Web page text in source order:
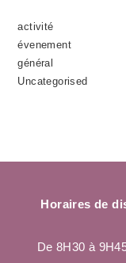
activité
évenement
général
Uncategorised
Horaires de
De 8H30 à